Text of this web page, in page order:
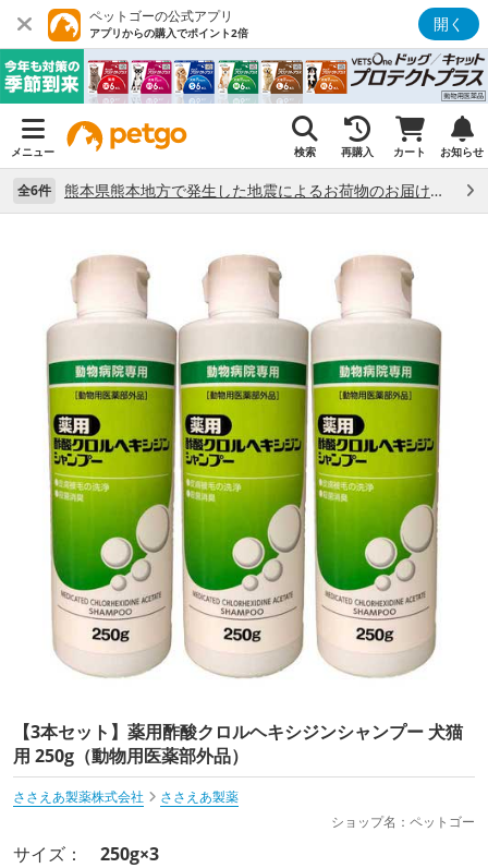
ペットゴーの公式アプリ
アプリからの購入でポイント2倍 開く
メニュー 検索 再購入 カート お知らせ
全6件 熊本県熊本地方で発生した地震によるお荷物のお届け状況について （7/28）
【3本セット】薬用酢酸クロルヘキシジンシャンプー 犬猫
用 250g（動物用医薬部外品）
ささえあ製薬株式会社
ささえあ製薬
ショップ名：ペットゴー
サイズ： 250g×3